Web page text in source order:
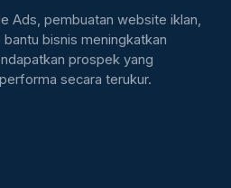
Ads, pembuatan website iklan,
bantu bisnis meningkatkan
prospek yang
secara terukur.